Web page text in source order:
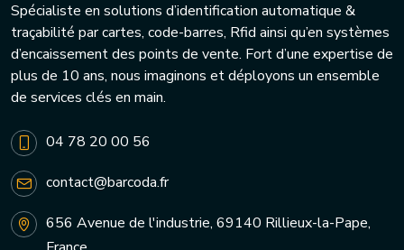
Spécialiste en solutions d’identification automatique &
traçabilité par cartes, code-barres, Rfid ainsi qu’en systèmes
d’encaissement des points de vente. Fort d’une expertise de
plus de 10 ans, nous imaginons et déployons un ensemble
de services clés en main.
04 78 20 00 56
contact@barcoda.fr
656 Avenue de l'industrie, 69140 Rillieux-la-Pape,